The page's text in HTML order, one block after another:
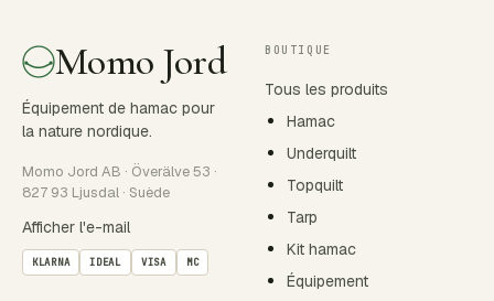
Momo Jord
Équipement de hamac pour
la nature nordique.
Momo Jord AB · Överälve 53 ·
827 93 Ljusdal · Suède
Afficher l'e-mail
KLARNA IDEAL VISA MC
BOUTIQUE
Tous les produits
Hamac
Underquilt
Topquilt
Tarp
Kit hamac
Équipement